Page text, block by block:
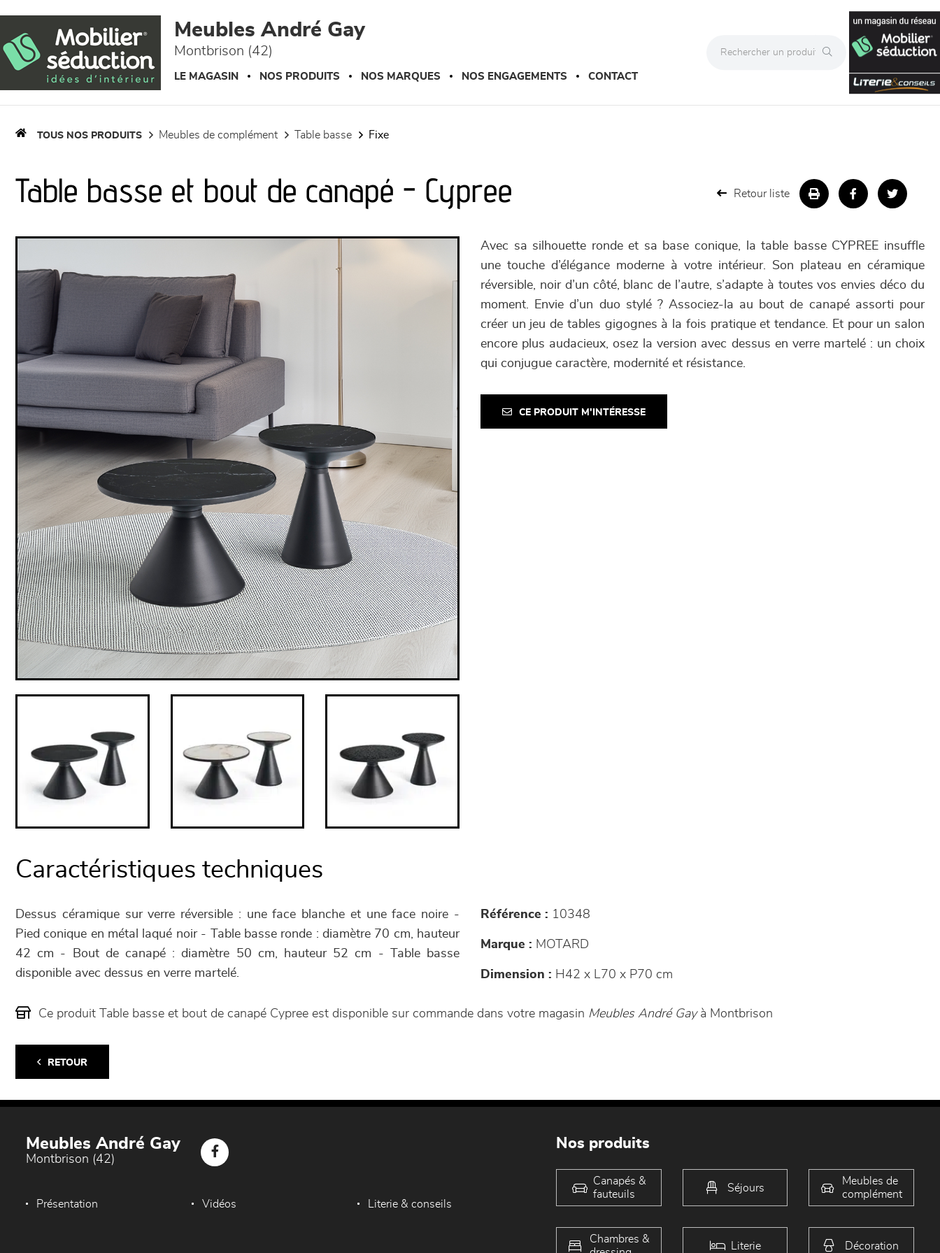
Meubles André Gay
Montbrison (42)
LE MAGASIN NOS PRODUITS NOS MARQUES NOS ENGAGEMENTS CONTACT
TOUS NOS PRODUITS meubles de complément table basse fixe
Table basse et bout de canapé - Cypree Retour liste
Avec sa silhouette ronde et sa base conique, la table basse CYPREE insuffle
une touche d’élégance moderne à votre intérieur. Son plateau en céramique
réversible, noir d’un côté, blanc de l’autre, s’adapte à toutes vos envies déco du
moment. Envie d’un duo stylé ? Associez-la au bout de canapé assorti pour
créer un jeu de tables gigognes à la fois pratique et tendance. Et pour un salon
encore plus audacieux, osez la version avec dessus en verre martelé : un choix
qui conjugue caractère, modernité et résistance.
CE PRODUIT M'INTÉRESSE
Caractéristiques techniques
Dessus céramique sur verre réversible : une face blanche et une face noire -
Pied conique en métal laqué noir - Table basse ronde : diamètre 70 cm, hauteur
42 cm - Bout de canapé : diamètre 50 cm, hauteur 52 cm - Table basse
disponible avec dessus en verre martelé.
Référence : 10348
Marque : MOTARD
Dimension : H42 x L70 x P70 cm
Ce produit Table basse et bout de canapé Cypree est disponible sur commande dans votre magasin Meubles André Gayà Montbrison
RETOUR
Meubles André Gay
Montbrison (42)
Présentation Vidéos Literie & conseils
Nos produits
Canapés &
fauteuils
Séjours
Meubles de
complément
Chambres &
Literie Décoration